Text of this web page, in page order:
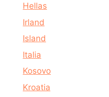
Hellas
Irland
Island
Italia
Kosovo
Kroatia